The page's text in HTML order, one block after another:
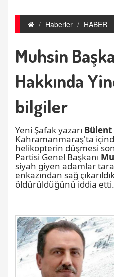
Haberler HABER
Muhsin
Hakkında
bilgiler
Yeni Şafak yazarı
Kahramanmaraş'ta
helikopterin düşmesi
Partisi Genel Başkanı
siyah giyen adamlar
enkazından sağ
öldürüldüğünü iddia etti.